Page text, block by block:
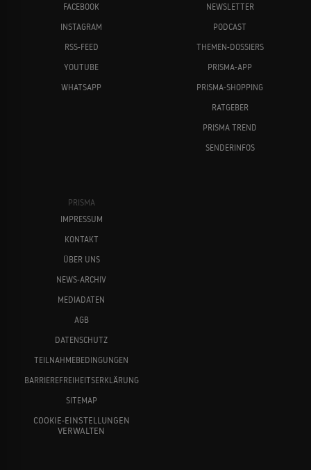
FACEBOOK
INSTAGRAM
RSS-FEED
YOUTUBE
WHATSAPP
NEWSLETTER
PODCAST
THEMEN-DOSSIERS
PRISMA-APP
PRISMA-SHOPPING
RATGEBER
PRISMA TREND
SENDERINFOS
PRISMA
IMPRESSUM
KONTAKT
ÜBER UNS
NEWS-ARCHIV
MEDIADATEN
AGB
DATENSCHUTZ
TEILNAHMEBEDINGUNGEN
BARRIEREFREIHEITSERKLÄRUNG
SITEMAP
COOKIE-EINSTELLUNGEN
VERWALTEN